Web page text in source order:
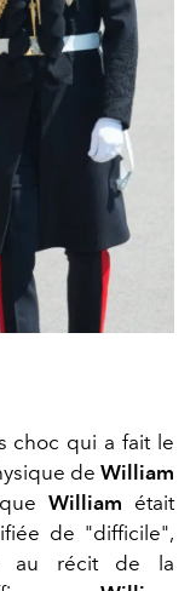
choc qui a fait le
de William
William était
de "difficile",
au récit de la